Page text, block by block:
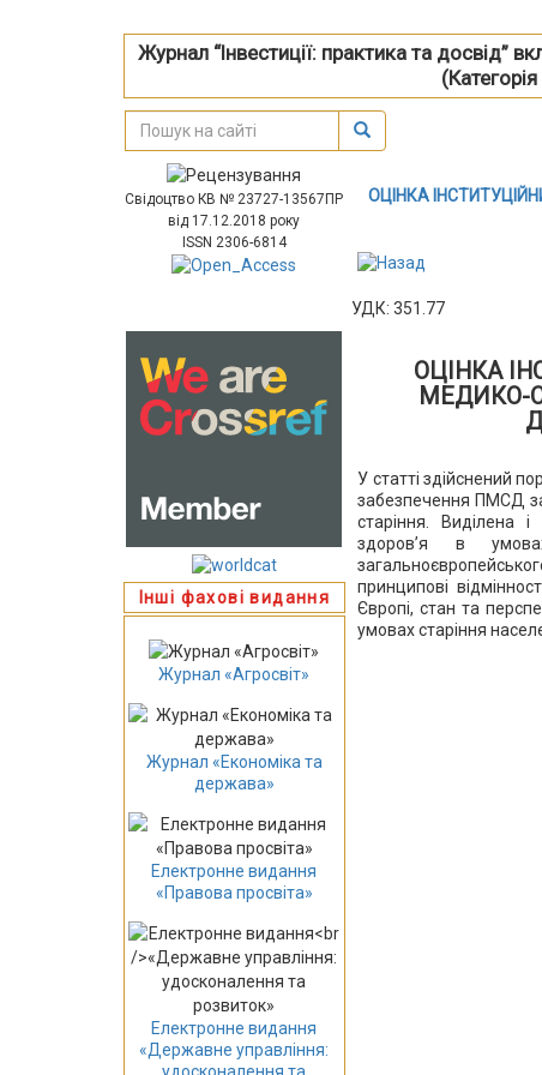
Журнал “Інвестиції: практика та досвід”
Свідоцтво КВ № 23727-13567ПР
від 17.12.2018 року
ISSN 2306-6814
Інші фахові видання
Журнал «Агросвіт»
Журнал «Економіка та
держава»
Електронне видання
«Правова просвіта»
Електронне видання
«Державне управління:
ОЦІНКА
УДК: 351.77
ОЦІНКА
МЕДИКО-
У статті здійснений
забезпечення ПМСД
старіння. Виділена
здоров’я в
принципові
Європі, стан та
умовах старіння